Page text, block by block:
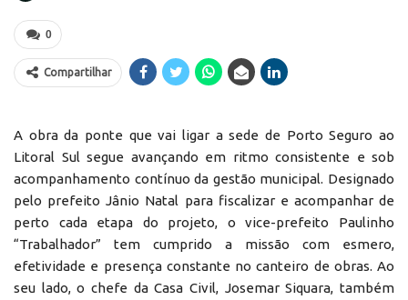
0
Compartilhar
A obra da ponte que vai ligar a sede de Porto Seguro ao
Litoral Sul segue avançando em ritmo consistente e sob
acompanhamento contínuo da gestão municipal. Designado
pelo prefeito Jânio Natal para fiscalizar e acompanhar de
perto cada etapa do projeto, o vice-prefeito Paulinho
“Trabalhador” tem cumprido a missão com esmero,
efetividade e presença constante no canteiro de obras. Ao
seu lado, o chefe da Casa Civil, Josemar Siquara, também